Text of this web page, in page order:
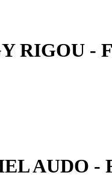
RIGOU -
AUDO